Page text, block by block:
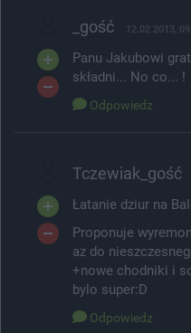
_gość 12.02.2013,
Panu Jakubowi
składni... No co... !
Odpowiedz
Tczewiak_gość
Łatanie dziur na
Proponuje
az do
+nowe chodniki i
bylo super:D
Odpowiedz